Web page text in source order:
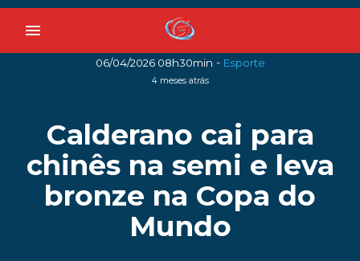
menu
06/04/2026 08h30min - Esporte
4 meses atrás
Calderano cai para
chinês na semi e leva
bronze na Copa do
Mundo